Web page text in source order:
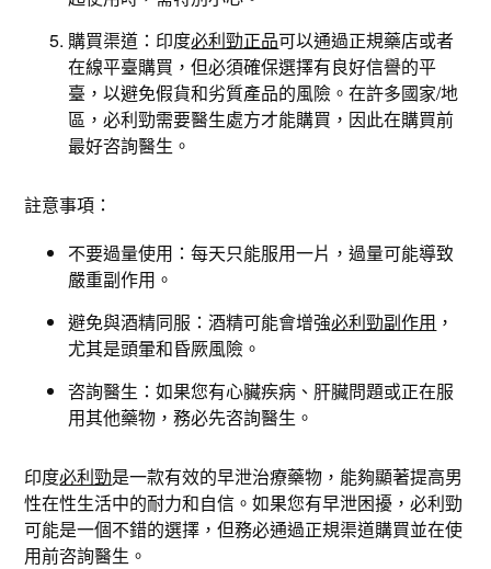
購買渠道：印度必利勁正品可以通過正規藥店或者
在線平臺購買，但必須確保選擇有良好信譽的平
臺，以避免假貨和劣質產品的風險。在許多國家/地
區，必利勁需要醫生處方才能購買，因此在購買前
最好咨詢醫生。
註意事項：
不要過量使用：每天只能服用一片，過量可能導致
嚴重副作用。
避免與酒精同服：酒精可能會增強必利勁副作用 ，
尤其是頭暈和昏厥風險。
咨詢醫生：如果您有心臟疾病、肝臟問題或正在服
用其他藥物，務必先咨詢醫生。
印度必利勁是一款有效的早泄治療藥物，能夠顯著提高男
性在性生活中的耐力和自信。如果您有早泄困擾，必利勁
可能是一個不錯的選擇，但務必通過正規渠道購買並在使
用前咨詢醫生。